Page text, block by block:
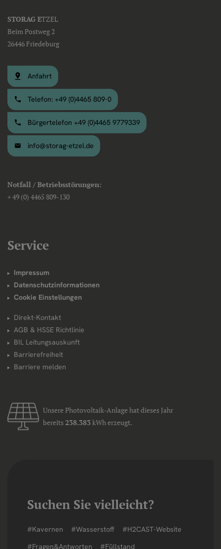
STORAG ETZEL
Beim Postweg 2
26446 Friedeburg
Anfahrt
Telefon: +49 (0)4465 809-0
Bürgertelefon +49 (0)4465 9779339
info@storag-etzel.de
Notfall / Betriebsstörungen:
+ 49 (0) 4465 809-130
Service
Impressum
Datenschutzinformationen
Cookie Einstellungen
Direkt-Kontakt
AGB & HSSE Richtlinie
BIL Leitungsauskunft
Barrierefreiheit
Barriere melden
Unsere Photovoltaik-Anlage hat dieses Jahr
bereits 238.383 kWh erzeugt.
Suchen Sie vielleicht?
#Kavernen #Wasserstoff
#H2CAST-Website
#Fragen&Antworten
#Füllstand